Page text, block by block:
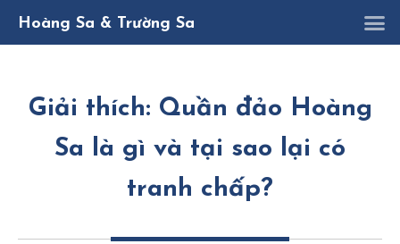
Hoàng Sa & Trường Sa
Giải thích: Quần đảo Hoàng
Sa là gì và tại sao lại có
tranh chấp?